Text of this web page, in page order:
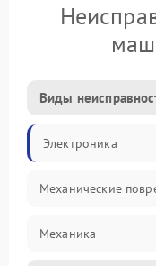
Виды
Электроника
Механические
Механика